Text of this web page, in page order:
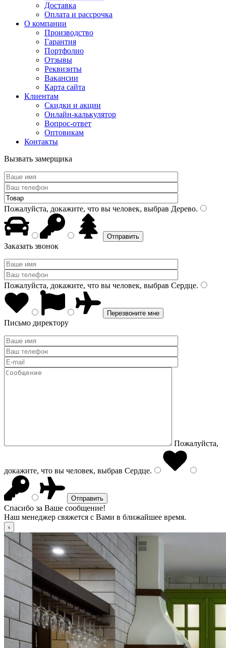
Доставка
Оплата и рассрочка
О компании
Производство
Гарантия
Портфолио
Отзывы
Реквизиты
Вакансии
Карта сайта
Клиентам
Скидки и акции
Онлайн-калькулятор
Вопрос-ответ
Оптовикам
Контакты
Вызвать замерщика
Пожалуйста, докажите, что вы человек, выбрав Дерево.
Заказать звонок
Пожалуйста, докажите, что вы человек, выбрав Сердце.
Письмо директору
Пожалуйста,
докажите, что вы человек, выбрав Сердце.
Спасибо за Ваше сообщение!
Наш менеджер свяжется с Вами в ближайшее время.